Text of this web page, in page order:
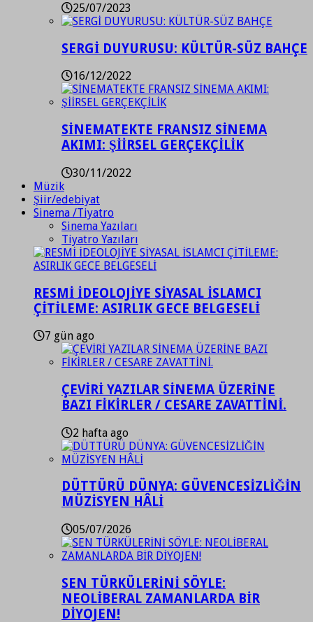
25/07/2023
SERGİ DUYURUSU: KÜLTÜR-SÜZ BAHÇE
16/12/2022
SİNEMATEKTE FRANSIZ SİNEMA
AKIMI: ŞİİRSEL GERÇEKÇİLİK
30/11/2022
Müzik
Şiir/edebiyat
Sinema /Tiyatro
Sinema Yazıları
Tiyatro Yazıları
RESMİ İDEOLOJİYE SİYASAL İSLAMCI
ÇİTİLEME: ASIRLIK GECE BELGESELİ
7 gün ago
ÇEVİRİ YAZILAR SİNEMA ÜZERİNE
BAZI FİKİRLER / CESARE ZAVATTİNİ.
2 hafta ago
DÜTTÜRÜ DÜNYA: GÜVENCESİZLİĞİN
MÜZİSYEN HÂLİ
05/07/2026
SEN TÜRKÜLERİNİ SÖYLE:
NEOLİBERAL ZAMANLARDA BİR
DİYOJEN!